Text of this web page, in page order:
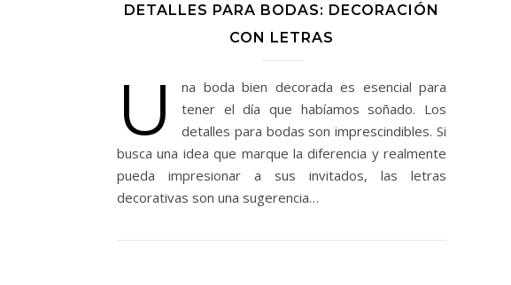
DETALLES PARA BODAS: DECORACIÓN
CON LETRAS
U
na boda bien decorada es esencial para
tener el día que habíamos soñado. Los
detalles para bodas son imprescindibles. Si
busca una idea que marque la diferencia y realmente
pueda impresionar a sus invitados, las letras
decorativas son una sugerencia…